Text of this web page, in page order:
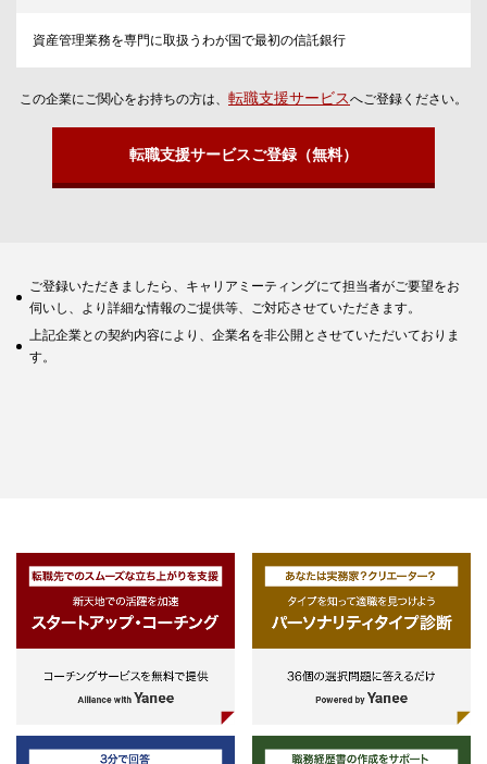
資産管理業務を専門に取扱うわが国で最初の信託銀行
この企業にご関心をお持ちの方は、 転職支援サービスへご登録ください。
転職支援サービスご登録（無料）
ご登録いただきましたら、キャリアミーティングにて担当者がご要望をお
伺いし、より詳細な情報のご提供等、ご対応させていただきます。
上記企業との契約内容により、企業名を非公開とさせていただいておりま
す。